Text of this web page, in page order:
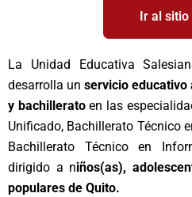
Ir al sitio
La Unidad Educativa
desarrolla un servicio educativo
y bachilleratoen las
Unificado, Bachillerato Técnico
Bachillerato Técnico en
dirigido a niños(as),
populares de Quito.